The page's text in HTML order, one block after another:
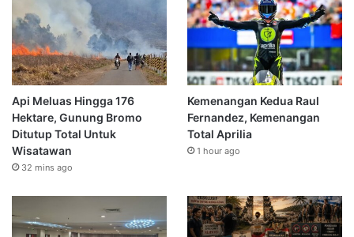
Api Meluas Hingga 176
Hektare, Gunung Bromo
Ditutup Total Untuk
Wisatawan
32 mins ago
Kemenangan Kedua Raul
Fernandez, Kemenangan
Total Aprilia
1 hour ago